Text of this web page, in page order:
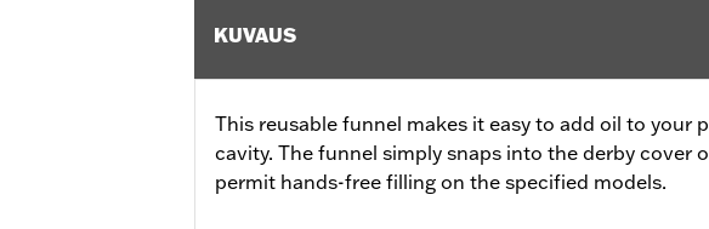
KUVAUS
This reusable funnel makes it easy to add oil to your
cavity. The funnel simply snaps into the derby cover
permit hands-free filling on the specified models.